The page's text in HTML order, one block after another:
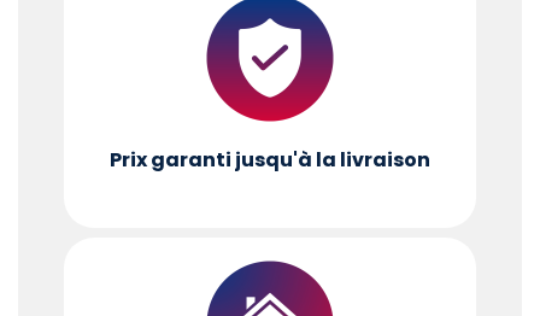
Prix garanti jusqu'à la livraison